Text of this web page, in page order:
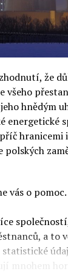
bublinu
ptát na
týdeníku
10
PiS se 14
stejnou
PiS ale
nelegální
ujetá i
aféře
dnešní
do Polska.
220 víz do
že
všeho
hnědým
energetické
hranicemi
polských
vás o
a to
mnohem